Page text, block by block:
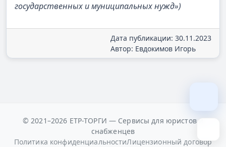
государственных и муниципальных нужд»)
Дата публикации: 30.11.2023
Автор: Евдокимов Игорь
© 2021–2026 ЕТР-ТОРГИ — Сервисы для юристов и
снабженцев
Политика конфиденциальностиЛицензионный договор